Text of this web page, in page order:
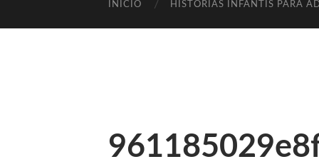
INÍCIO HISTÓRIAS INFANTIS PARA